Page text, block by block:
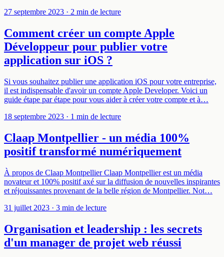
27 septembre 2023 · 2 min de lecture
Comment créer un compte Apple
Développeur pour publier votre
application sur iOS ?
Si vous souhaitez publier une application iOS pour votre entreprise,
il est indispensable d'avoir un compte Apple Developer. Voici un
guide étape par étape pour vous aider à créer votre compte et à…
18 septembre 2023 · 1 min de lecture
Claap Montpellier - un média 100%
positif transformé numériquement
À propos de Claap Montpellier Claap Montpellier est un média
novateur et 100% positif axé sur la diffusion de nouvelles inspirantes
et réjouissantes provenant de la belle région de Montpellier. Not…
31 juillet 2023 · 3 min de lecture
Organisation et leadership : les secrets
d'un manager de projet web réussi